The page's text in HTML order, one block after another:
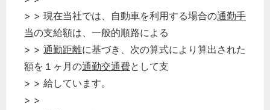
> > 現在当社では、自動車を利用する場合の通勤手
当の支給額は、一般的順路による
> > 通勤距離に基づき、次の算式により算出された
額を１ヶ月の通勤交通費として支
> > 給しています。
> >